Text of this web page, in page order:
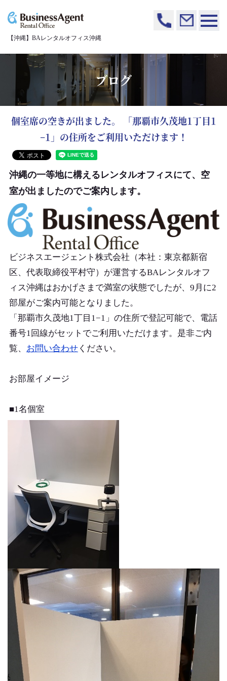
【沖縄】BAレンタルオフィス沖縄
ブログ
個室席の空きが出ました。 「那覇市久茂地1丁目1
−1」の住所をご利用いただけます！
沖縄の一等地に構えるレンタルオフィスにて、空
室が出ましたのでご案内します。
ビジネスエージェント株式会社（本社：東京都新宿
区、代表取締役平村守）が運営するBAレンタルオフ
ィス沖縄はおかげさまで満室の状態でしたが、9月に2
部屋がご案内可能となりました。
「那覇市久茂地1丁目1−1」の住所で登記可能で、電話
番号1回線がセットでご利用いただけます。是非ご内
覧、 お問い合わせ ください。
お部屋イメージ
■1名個室